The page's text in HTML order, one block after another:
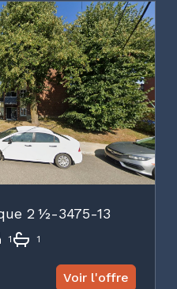
2 ½-3475-13
1 1
Voir l'offre